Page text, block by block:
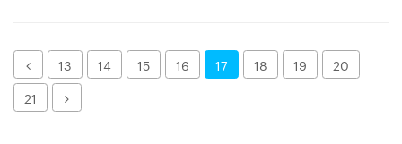
Назад13 14 15 16 17 18 19
20
21
Далее